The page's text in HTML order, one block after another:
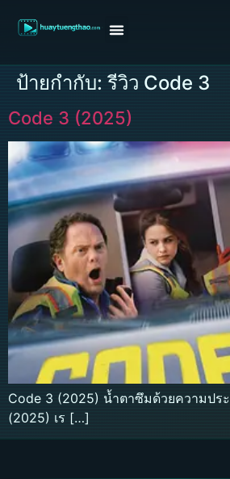
ป้ายกำกับ: รีวิว Code 3
Code 3 (2025)
Code 3 (2025) น้ำตาซึมด้วยความปร
(2025) เร […]